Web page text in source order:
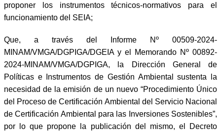
proponer los instrumentos técnicos-normativos para el
funcionamiento del SEIA;
Que, a través del Informe Nº 00509-2024-
MINAM/VMGA/DGPIGA/DGEIA y el Memorando Nº 00892-
2024-MINAM/VMGA/DGPIGA, la Dirección General de
Políticas e Instrumentos de Gestión Ambiental sustenta la
necesidad de la emisión de un nuevo “Procedimiento Único
del Proceso de Certificación Ambiental del Servicio Nacional
de Certificación Ambiental para las Inversiones Sostenibles”,
por lo que propone la publicación del mismo, el Decreto